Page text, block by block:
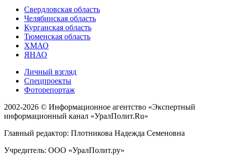
Свердловская область
Челябинская область
Курганская область
Тюменская область
ХМАО
ЯНАО
Личный взгляд
Спецпроекты
Фоторепортаж
2002-2026 © Информационное агентство «Экспертный
информационный канал «УралПолит.Ru»
Главный редактор: Плотникова Надежда Семеновна
Учредитель: ООО «УралПолит.ру»